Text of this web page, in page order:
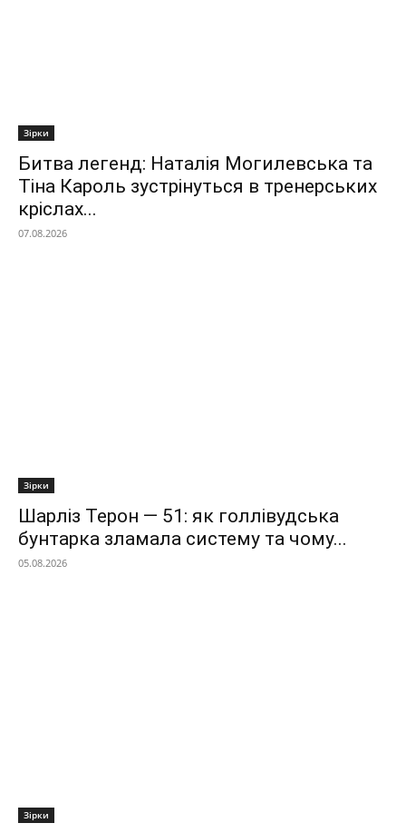
Зірки
Битва легенд: Наталія Могилевська та
Тіна Кароль зустрінуться в тренерських
кріслах...
07.08.2026
Зірки
Шарліз Терон — 51: як голлівудська
бунтарка зламала систему та чому...
05.08.2026
Зірки